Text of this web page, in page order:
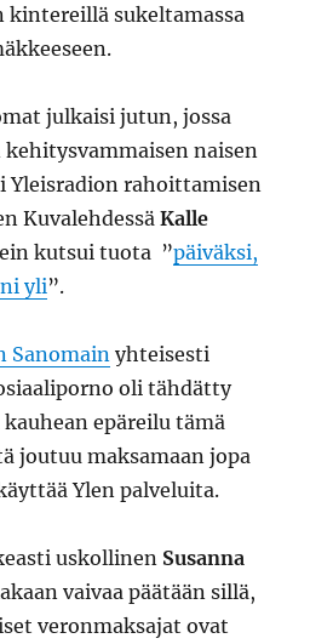
kintereillä sukeltamassa
julkaisi jutun, jossa
naisen
Yleisradion rahoittamisen
KuvalehdessäKalle
kutsui tuota ”päiväksi,
yli”.
Sanomainyhteisesti
oli tähdätty
epäreilu tämä
joutuu maksamaan jopa
Ylen palveluita.
uskollinen Susanna
vaivaa päätään sillä,
veronmaksajat ovat